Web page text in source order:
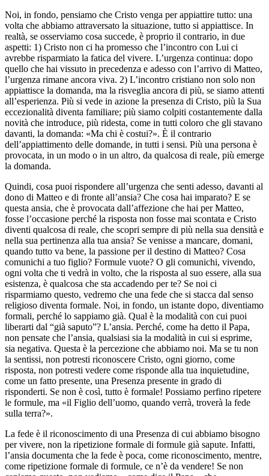
Noi, in fondo, pensiamo che Cristo venga per appiattire tutto: una
volta che abbiamo attraversato la situazione, tutto si appiattisce. In
realtà, se osserviamo cosa succede, è proprio il contrario, in due
aspetti: 1) Cristo non ci ha promesso che l’incontro con Lui ci
avrebbe risparmiato la fatica del vivere. L’urgenza continua: dopo
quello che hai vissuto in precedenza e adesso con l’arrivo di Matteo,
l’urgenza rimane ancora viva. 2) L’incontro cristiano non solo non
appiattisce la domanda, ma la risveglia ancora di più, se siamo attenti
all’esperienza. Più si vede in azione la presenza di Cristo, più la Sua
eccezionalità diventa familiare; più siamo colpiti costantemente dalla
novità che introduce, più ridesta, come in tutti coloro che gli stavano
davanti, la domanda: «Ma chi è costui?». È il contrario
dell’appiattimento delle domande, in tutti i sensi. Più una persona è
provocata, in un modo o in un altro, da qualcosa di reale, più emerge
la domanda.
Quindi, cosa puoi rispondere all’urgenza che senti adesso, davanti al
dono di Matteo e di fronte all’ansia? Che cosa hai imparato? E se
questa ansia, che è provocata dall’affezione che hai per Matteo,
fosse l’occasione perché la risposta non fosse mai scontata e Cristo
diventi qualcosa di reale, che scopri sempre di più nella sua densità e
nella sua pertinenza alla tua ansia? Se venisse a mancare, domani,
quando tutto va bene, la passione per il destino di Matteo? Cosa
comunichi a tuo figlio? Formule vuote? O gli comunichi, vivendo,
ogni volta che ti vedrà in volto, che la risposta al suo essere, alla sua
esistenza, è qualcosa che sta accadendo per te? Se noi ci
risparmiamo questo, vedremo che una fede che si stacca dal senso
religioso diventa formale. Noi, in fondo, un istante dopo, diventiamo
formali, perché lo sappiamo già. Qual è la modalità con cui puoi
liberarti dal “già saputo”? L’ansia. Perché, come ha detto il Papa,
non pensate che l’ansia, qualsiasi sia la modalità in cui si esprime,
sia negativa. Questa è la percezione che abbiamo noi. Ma se tu non
la sentissi, non potresti riconoscere Cristo, ogni giorno, come
risposta, non potresti vedere come risponde alla tua inquietudine,
come un fatto presente, una Presenza presente in grado di
risponderti. Se non è così, tutto è formale! Possiamo perfino ripetere
le formule, ma «il Figlio dell’uomo, quando verrà, troverà la fede
sulla terra?».
La fede è il riconoscimento di una Presenza di cui abbiamo bisogno
per vivere, non la ripetizione formale di formule già sapute. Infatti,
l’ansia documenta che la fede è poca, come riconoscimento, mentre,
come ripetizione formale di formule, ce n’è da vendere! Se non